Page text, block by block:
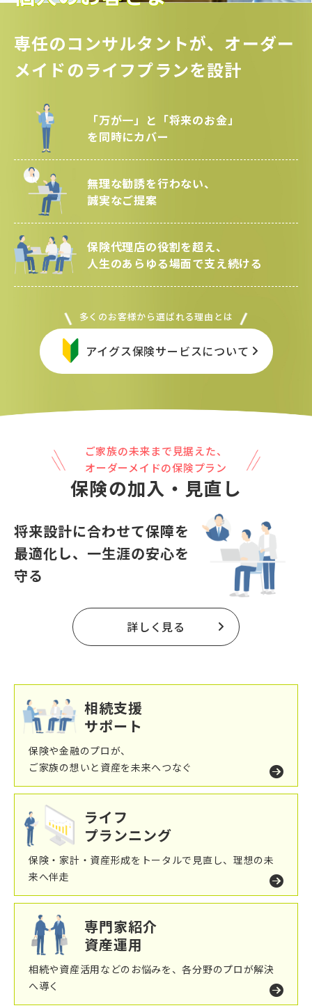
専任のコンサルタントが、 オーダー
メイドのライフプランを設計
「万が一」と「将来のお金」
を同時にカバー
無理な勧誘を行わない、
誠実なご提案
保険代理店の役割を超え、
人生のあらゆる場面で支え続ける
多くのお客様から選ばれる理由とは
アイグス保険サービスについて
ご家族の未来まで見据えた、
オーダーメイドの保険プラン
保険の加入・見直し
将来設計に合わせて保障を
最適化し、 一生涯の安心を
守る
詳しく見る
相続支援
サポート
保険や金融のプロが、
ご家族の想いと資産を未来へつなぐ
ライフ
プランニング
保険・家計・資産形成をトータルで見直し、理想の未
来へ伴走
専門家紹介
資産運用
相続や資産活用などのお悩みを、各分野のプロが解決
へ導く